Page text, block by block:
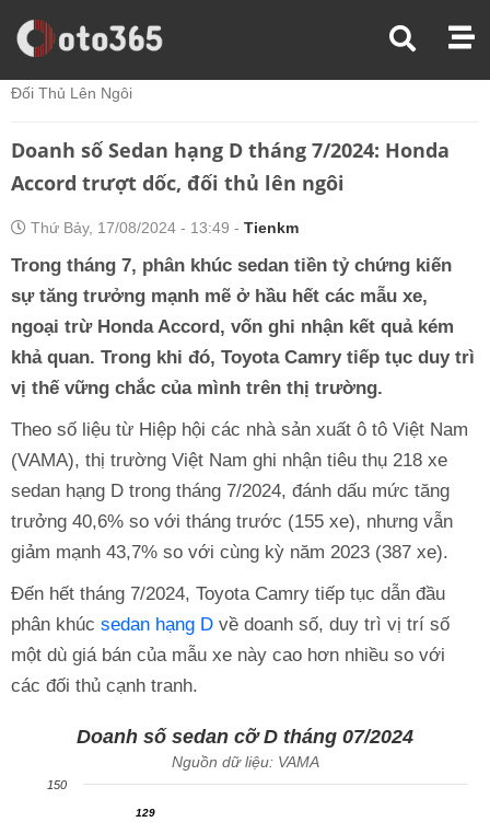
Trang Chủ
Thị Trường Xe
Đối Thủ Lên Ngôi
Doanh số Sedan hạng D tháng 7/2024: Honda
Accord trượt dốc, đối thủ lên ngôi
Thứ Bảy, 17/08/2024 - 13:49 - Tienkm
Trong tháng 7, phân khúc sedan tiền tỷ chứng kiến
sự tăng trưởng mạnh mẽ ở hầu hết các mẫu xe,
ngoại trừ Honda Accord, vốn ghi nhận kết quả kém
khả quan. Trong khi đó, Toyota Camry tiếp tục duy trì
vị thế vững chắc của mình trên thị trường.
Theo số liệu từ Hiệp hội các nhà sản xuất ô tô Việt Nam
(VAMA), thị trường Việt Nam ghi nhận tiêu thụ 218 xe
sedan hạng D trong tháng 7/2024, đánh dấu mức tăng
trưởng 40,6% so với tháng trước (155 xe), nhưng vẫn
giảm mạnh 43,7% so với cùng kỳ năm 2023 (387 xe).
Đến hết tháng 7/2024, Toyota Camry tiếp tục dẫn đầu
phân khúc sedan hạng D về doanh số, duy trì vị trí số
một dù giá bán của mẫu xe này cao hơn nhiều so với
các đối thủ cạnh tranh.
Doanh số sedan cỡ D tháng 07/2024
Nguồn dữ liệu: VAMA
129
129
150